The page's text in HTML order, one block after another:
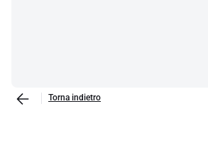
Torna indietro